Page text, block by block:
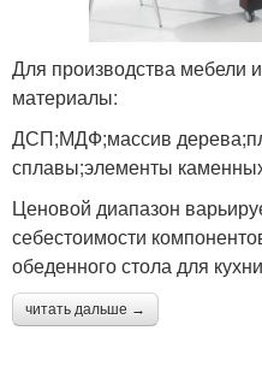
Для производства мебели
материалы:
ДСП;МДФ;массив
сплавы;элементы
Ценовой диапазон
себестоимости
обеденного стола для
читать дальше →